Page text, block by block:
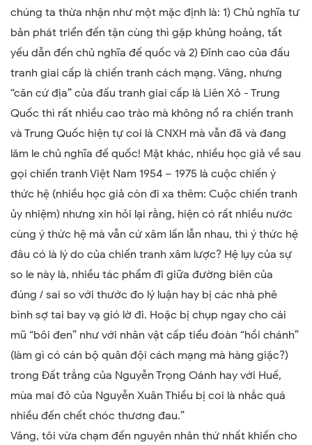
chúng ta thừa nhận như một mặc định là: 1) Chủ nghĩa tư
bản phát triển đến tận cùng thì gặp khủng hoảng, tất
yếu dẫn đến chủ nghĩa đế quốc và 2) Đỉnh cao của đấu
tranh giai cấp là chiến tranh cách mạng. Vâng, nhưng
“căn cứ địa” của đấu tranh giai cấp là Liên Xô - Trung
Quốc thì rất nhiều cao trào mà không nổ ra chiến tranh
và Trung Quốc hiện tự coi là CNXH mà vẫn đã và đang
lăm le chủ nghĩa đế quốc! Mặt khác, nhiều học giả về sau
gọi chiến tranh Việt Nam 1954 – 1975 là cuộc chiến ý
thức hệ (nhiều học giả còn đi xa thêm: Cuộc chiến tranh
ủy nhiệm) nhưng xin hỏi lại rằng, hiện có rất nhiều nước
cùng ý thức hệ mà vẫn cứ xâm lấn lẫn nhau, thì ý thức hệ
đâu có là lý do của chiến tranh xâm lược? Hệ lụy của sự
so le này là, nhiều tác phẩm đi giữa đường biên của
đúng / sai so với thước đo lý luận hay bị các nhà phê
bình sợ tai bay vạ gió lờ đi. Hoặc bị chụp ngay cho cái
mũ “bôi đen” như với nhân vật cấp tiểu đoàn “hồi chánh”
(làm gì có cán bộ quân đội cách mạng mà hàng giặc?)
trong Đất trắng của Nguyễn Trọng Oánh hay với Huế,
mùa mai đỏ của Nguyễn Xuân Thiều bị coi là nhắc quá
nhiều đến chết chóc thương đau.”
Vâng, tôi vừa chạm đến nguyên nhân thứ nhất khiến cho